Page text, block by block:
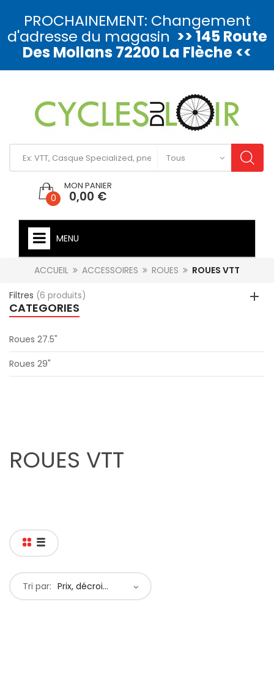
PROCHAINEMENT: Changement
d'adresse du magasin >> 145 Route
Des Mollans 72200 La Flèche <<
0
MON PANIER
0,00 €
MENU
ACCUEIL ACCESSOIRES ROUES ROUES VTT
Filtres (6 produits)
CATEGORIES
Roues 27.5"
Roues 29"
ROUES VTT
Tri par: Prix, décroissant